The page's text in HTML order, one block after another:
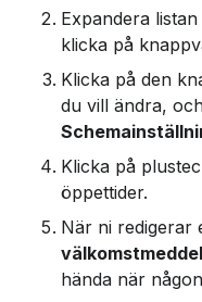
Expandera
klicka på
Klicka på den
du vill ändra,
Klicka på
öppettider.
När ni redigerar
hända när